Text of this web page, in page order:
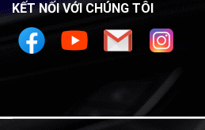
KẾT NỐI VỚI CHÚNG TÔI